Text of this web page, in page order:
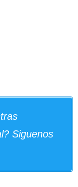
Siguenos